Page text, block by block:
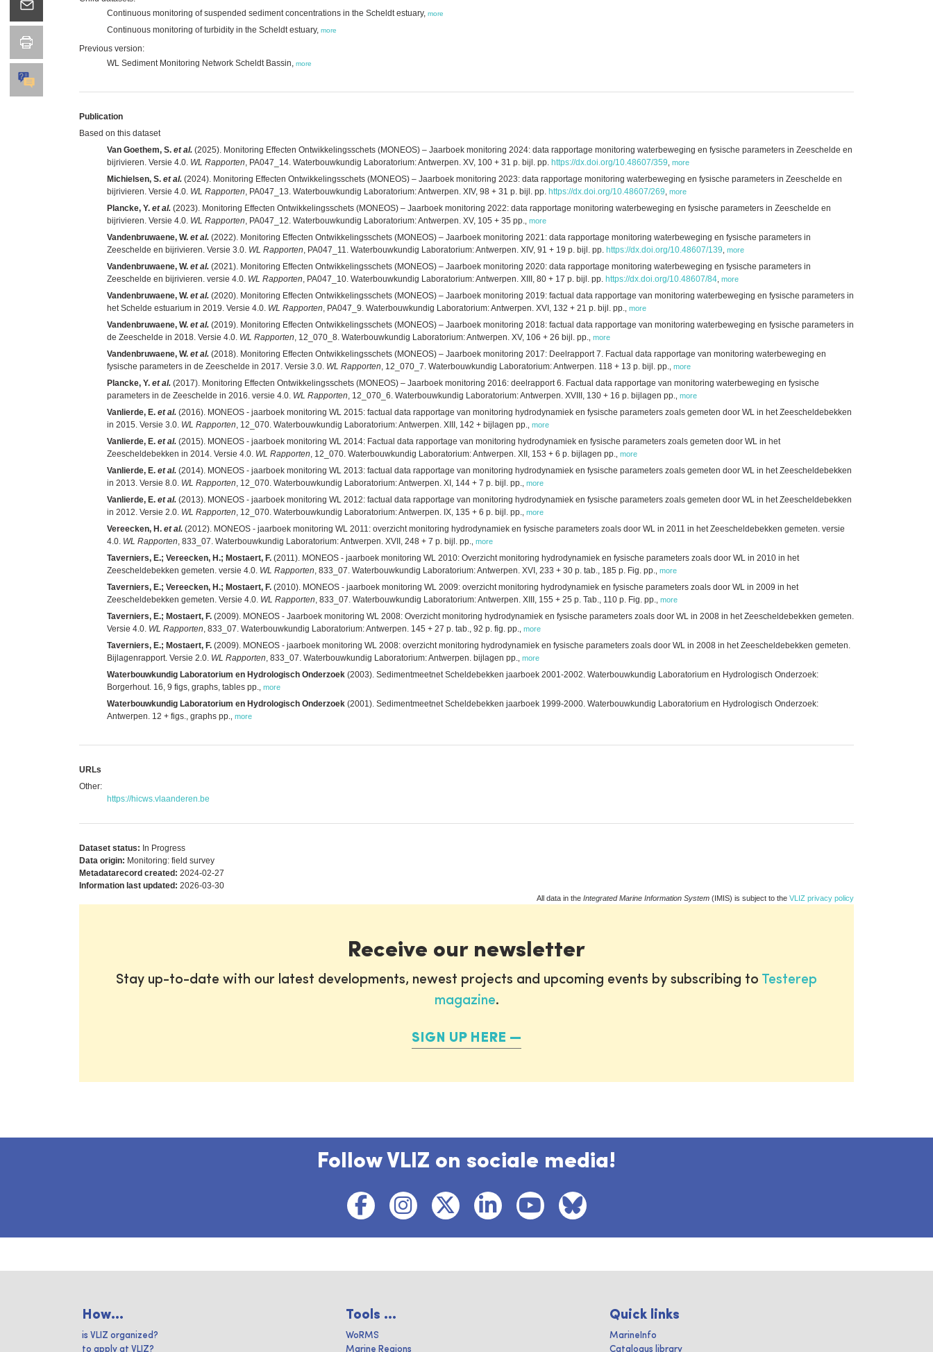
Continuous monitoring of suspended sediment concentrations in the Scheldt estuary, more
Continuous monitoring of turbidity in the Scheldt estuary, more
Previous version:
WL Sediment Monitoring Network Scheldt Bassin, more
Publication
Based on this dataset
Van Goethem, S. et al. (2025). Monitoring Effecten Ontwikkelingsschets (MONEOS) – Jaarboek monitoring 2024: data rapportage monitoring waterbeweging en fysische parameters in Zeeschelde en
bijrivieren. Versie 4.0. WL Rapporten, PA047_14. Waterbouwkundig Laboratorium: Antwerpen. XV, 100 + 31 p. bijl. pp. https://dx.doi.org/10.48607/359 more
Michielsen, S. et al. (2024). Monitoring Effecten Ontwikkelingsschets (MONEOS) – Jaarboek monitoring 2023: data rapportage monitoring waterbeweging en fysische parameters in Zeeschelde en
bijrivieren. Versie 4.0. WL Rapporten, PA047_13. Waterbouwkundig Laboratorium: Antwerpen. XIV, 98 + 31 p. bijl. pp. https://dx.doi.org/10.48607/269 more
Plancke, Y. et al. (2023). Monitoring Effecten Ontwikkelingsschets (MONEOS) – Jaarboek monitoring 2022: data rapportage monitoring waterbeweging en fysische parameters in Zeeschelde en
bijrivieren. Versie 4.0. WL Rapporten, PA047_12. Waterbouwkundig Laboratorium: Antwerpen. XV, 105 + 35 pp. more
Vandenbruwaene, W. et al. (2022). Monitoring Effecten Ontwikkelingsschets (MONEOS) – Jaarboek monitoring 2021: data rapportage monitoring waterbeweging en fysische parameters in
Zeeschelde en bijrivieren. Versie 3.0. WL Rapporten, PA047_11. Waterbouwkundig Laboratorium: Antwerpen. XIV, 91 + 19 p. bijl. pp. https://dx.doi.org/10.48607/139 more
Vandenbruwaene, W. et al. (2021). Monitoring Effecten Ontwikkelingsschets (MONEOS) – Jaarboek monitoring 2020: data rapportage monitoring waterbeweging en fysische parameters in
Zeeschelde en bijrivieren. versie 4.0. WL Rapporten, PA047_10. Waterbouwkundig Laboratorium: Antwerpen. XIII, 80 + 17 p. bijl. pp. https://dx.doi.org/10.48607/84 more
Vandenbruwaene, W. et al. (2020). Monitoring Effecten Ontwikkelingsschets (MONEOS) – Jaarboek monitoring 2019: factual data rapportage van monitoring waterbeweging en fysische parameters in
het Schelde estuarium in 2019. Versie 4.0. WL Rapporten, PA047_9. Waterbouwkundig Laboratorium: Antwerpen. XVI, 132 + 21 p. bijl. pp. more
Vandenbruwaene, W. et al. (2019). Monitoring Effecten Ontwikkelingsschets (MONEOS) – Jaarboek monitoring 2018: factual data rapportage van monitoring waterbeweging en fysische parameters in
de Zeeschelde in 2018. Versie 4.0. WL Rapporten, 12_070_8. Waterbouwkundig Laboratorium: Antwerpen. XV, 106 + 26 bijl. pp. more
Vandenbruwaene, W. et al. (2018). Monitoring Effecten Ontwikkelingsschets (MONEOS) – Jaarboek monitoring 2017: Deelrapport 7. Factual data rapportage van monitoring waterbeweging en
fysische parameters in de Zeeschelde in 2017. Versie 3.0. WL Rapporten, 12_070_7. Waterbouwkundig Laboratorium: Antwerpen. 118 + 13 p. bijl. pp. more
Plancke, Y. et al. (2017). Monitoring Effecten Ontwikkelingsschets (MONEOS) – Jaarboek monitoring 2016: deelrapport 6. Factual data rapportage van monitoring waterbeweging en fysische
parameters in de Zeeschelde in 2016. versie 4.0. WL Rapporten, 12_070_6. Waterbouwkundig Laboratorium: Antwerpen. XVIII, 130 + 16 p. bijlagen pp. more
Vanlierde, E. et al. (2016). MONEOS - jaarboek monitoring WL 2015: factual data rapportage van monitoring hydrodynamiek en fysische parameters zoals gemeten door WL in het Zeescheldebekken
in 2015. Versie 3.0. WL Rapporten, 12_070. Waterbouwkundig Laboratorium: Antwerpen. XIII, 142 + bijlagen pp. more
Vanlierde, E. et al. (2015). MONEOS - jaarboek monitoring WL 2014: Factual data rapportage van monitoring hydrodynamiek en fysische parameters zoals gemeten door WL in het
Zeescheldebekken in 2014. Versie 4.0. WL Rapporten, 12_070. Waterbouwkundig Laboratorium: Antwerpen. XII, 153 + 6 p. bijlagen pp. more
Vanlierde, E. et al. (2014). MONEOS - jaarboek monitoring WL 2013: factual data rapportage van monitoring hydrodynamiek en fysische parameters zoals gemeten door WL in het Zeescheldebekken
in 2013. Versie 8.0. WL Rapporten, 12_070. Waterbouwkundig Laboratorium: Antwerpen. XI, 144 + 7 p. bijl. pp. more
Vanlierde, E. et al. (2013). MONEOS - jaarboek monitoring WL 2012: factual data rapportage van monitoring hydrodynamiek en fysische parameters zoals gemeten door WL in het Zeescheldebekken
in 2012. Versie 2.0. WL Rapporten, 12_070. Waterbouwkundig Laboratorium: Antwerpen. IX, 135 + 6 p. bijl. pp. more
Vereecken, H. et al. (2012). MONEOS - jaarboek monitoring WL 2011: overzicht monitoring hydrodynamiek en fysische parameters zoals door WL in 2011 in het Zeescheldebekken gemeten. versie
4.0. WL Rapporten, 833_07. Waterbouwkundig Laboratorium: Antwerpen. XVII, 248 + 7 p. bijl. pp. more
Taverniers, E.; Vereecken, H.; Mostaert, F. (2011). MONEOS - jaarboek monitoring WL 2010: Overzicht monitoring hydrodynamiek en fysische parameters zoals door WL in 2010 in het
Zeescheldebekken gemeten. versie 4.0. WL Rapporten, 833_07. Waterbouwkundig Laboratorium: Antwerpen. XVI, 233 + 30 p. tab., 185 p. Fig. pp. more
Taverniers, E.; Vereecken, H.; Mostaert, F. (2010). MONEOS - jaarboek monitoring WL 2009: overzicht monitoring hydrodynamiek en fysische parameters zoals door WL in 2009 in het
Zeescheldebekken gemeten. Versie 4.0. WL Rapporten, 833_07. Waterbouwkundig Laboratorium: Antwerpen. XIII, 155 + 25 p. Tab., 110 p. Fig. pp. more
Taverniers, E.; Mostaert, F. (2009). MONEOS - Jaarboek monitoring WL 2008: Overzicht monitoring hydrodynamiek en fysische parameters zoals door WL in 2008 in het Zeescheldebekken gemeten.
Versie 4.0. WL Rapporten, 833_07. Waterbouwkundig Laboratorium: Antwerpen. 145 + 27 p. tab., 92 p. fig. pp. more
Taverniers, E.; Mostaert, F. (2009). MONEOS - jaarboek monitoring WL 2008: overzicht monitoring hydrodynamiek en fysische parameters zoals door WL in 2008 in het Zeescheldebekken gemeten.
Bijlagenrapport. Versie 2.0. WL Rapporten, 833_07. Waterbouwkundig Laboratorium: Antwerpen. bijlagen pp. more
Waterbouwkundig Laboratorium en Hydrologisch Onderzoek (2003). Sedimentmeetnet Scheldebekken jaarboek 2001-2002. Waterbouwkundig Laboratorium en Hydrologisch Onderzoek:
Borgerhout. 16, 9 figs, graphs, tables pp. more
Waterbouwkundig Laboratorium en Hydrologisch Onderzoek (2001). Sedimentmeetnet Scheldebekken jaarboek 1999-2000. Waterbouwkundig Laboratorium en Hydrologisch Onderzoek:
Antwerpen. 12 + figs., graphs pp. more
URLs
Other:
https://hicws.vlaanderen.be
Dataset status: In Progress
Data origin: Monitoring: field survey
Metadatarecord created: 2024-02-27
Information last updated: 2026-03-30
All data in the Integrated Marine Information System (IMIS) is subject to the VLIZ privacy policy
Receive our newsletter
Stay up-to-date with our latest developments, newest projects and upcoming events by subscribing to Testerep
magazine.
SIGN UP HERE
Follow VLIZ on sociale media!
How...
is VLIZ organized?
to apply at VLIZ?
Tools ...
WoRMS
Marine Regions
Quick links
MarineInfo
Catalogus library